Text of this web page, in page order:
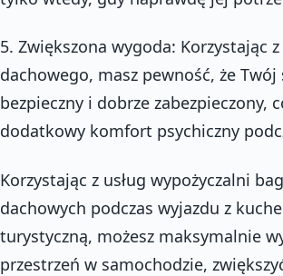
5. Zwiększona wygoda: Korzystając
dachowego, masz pewność, że
bezpieczny i dobrze zabezpieczony,
dodatkowy komfort psychiczny
Korzystając z usług wypożyczalni
dachowych podczas wyjazdu z
turystyczną, możesz maksymalnie
przestrzeń w samochodzie,